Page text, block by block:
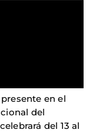
en el
del
del 13 al